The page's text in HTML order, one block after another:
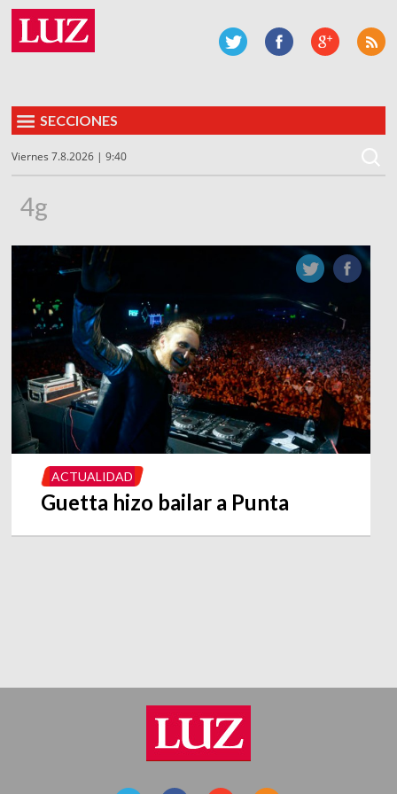
SECCIONES
Viernes 7.8.2026 | 9:40
4g
ACTUALIDAD
Guetta hizo bailar a Punta